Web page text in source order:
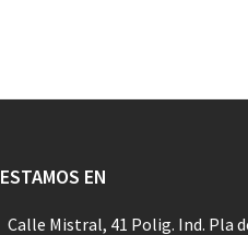
ESTAMOS EN
Calle Mistral, 41 Polig. Ind. Pla